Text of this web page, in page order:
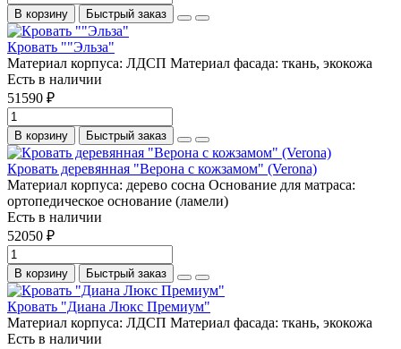
В корзину Быстрый заказ
Кровать ""Эльза"
Материал корпуса: ЛДСП Материал фасада: ткань, экокожа
Есть в наличии
51590 ₽
В корзину Быстрый заказ
Кровать деревянная "Верона с кожзамом" (Veronа)
Материал корпуса: дерево сосна Основание для матраса:
ортопедическое основание (ламели)
Есть в наличии
52050 ₽
В корзину Быстрый заказ
Кровать "Диана Люкс Премиум"
Материал корпуса: ЛДСП Материал фасада: ткань, экокожа
Есть в наличии